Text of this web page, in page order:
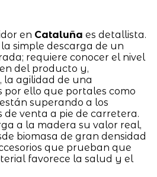
en Cataluña es detallista.
simple descarga de un
requiere conocer el nivel
del producto y,
agilidad de una
por ello que portales como
están superando a los
venta a pie de carretera.
a la madera su valor real,
biomasa de gran densidad
que prueban que
favorece la salud y el